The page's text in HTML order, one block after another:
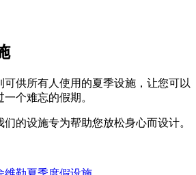
可供所有人使用的夏季设施，让您可以
个难忘的假期。
的设施专为帮助您放松身心而设计。